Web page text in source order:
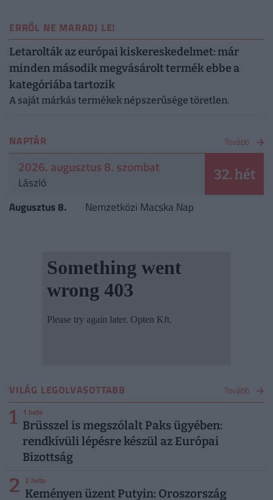
ERRŐL NE MARADJ LE!
Letarolták az európai kiskereskedelmet: már
minden második megvásárolt termék ebbe a
kategóriába tartozik
A saját márkás termékek népszerűsége töretlen.
NAPTÁR Tovább
2026. augusztus 8. szombat
László 32. hét
Augusztus 8. Nemzetközi Macska Nap
VILÁG LEGOLVASOTTABB Tovább
1 1 hete
Brüsszel is megszólalt Paks ügyében:
rendkívüli lépésre készül az Európai
Bizottság
2 2 hete
Keményen üzent Putyin: Oroszország